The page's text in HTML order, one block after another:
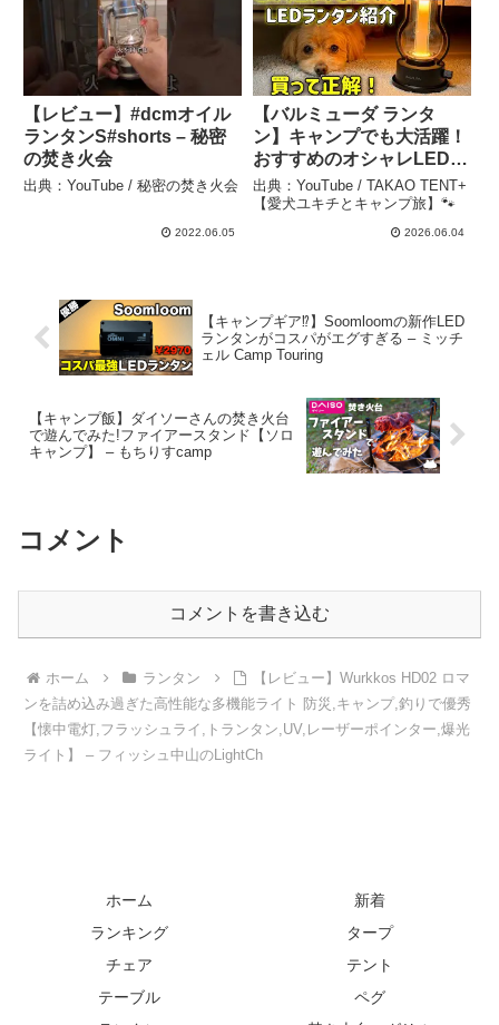
【レビュー】#dcmオイル
ランタンS#shorts – 秘密
の焚き火会
出典：YouTube / 秘密の焚き火会
2022.06.05
【バルミューダ ランタ
ン】キャンプでも大活躍！
おすすめのオシャレLEDラ
ンタン紹介！ – TAKAO
TENT+ 【愛犬ユキチとキ
出典：YouTube / TAKAO TENT+
【愛犬ユキチとキャンプ旅】🐾
2026.06.04
【キャンプギア⁉️】Soomloomの新作LED
ランタンがコスパがエグすぎる – ミッチ
ェル Camp Touring
【キャンプ飯】ダイソーさんの焚き火台
で遊んでみた!ファイアースタンド【ソロ
キャンプ】 – もちりすcamp
コメント
コメントを書き込む
ホーム ランタン
【レビュー】Wurkkos HD02 ロマ
ンを詰め込み過ぎた高性能な多機能ライト 防災,キャンプ,釣りで優秀
【懐中電灯,フラッシュライ,トランタン,UV,レーザーポインター,爆光
ライト】 – フィッシュ中山のLightCh
ホーム
新着
ランキング
タープ
チェア
テント
テーブル
ペグ